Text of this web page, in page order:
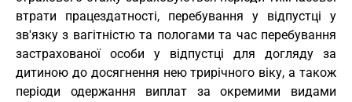
втрати працездатності, перебування у відпустці у
зв'язку з вагітністю та пологами та час перебування
застрахованої особи у відпустці для догляду за
дитиною до досягнення нею трирічного віку, а також
періоди одержання виплат за окремими видами